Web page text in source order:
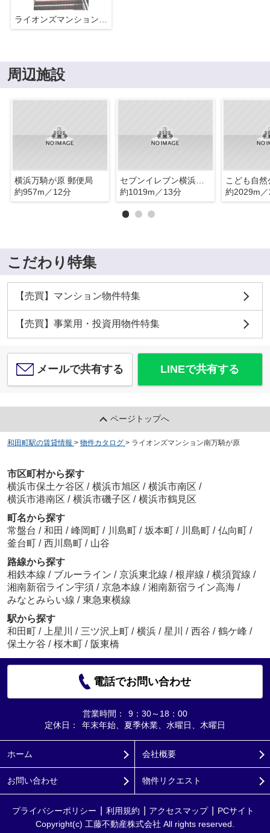
周辺施設
横浜万騎が原 郵便局
約957m／12分
セブンイレブン横浜二俣川２丁目店
約1019m／13分
こども自然
約2029m
こだわり特集
【売買】マンション物件特集
【売買】事業用・投資用物件特集
メールで共有する LINEで共有する
ページトップへ
和田町駅の賃貸情報 > 物件カタログ > ライオンズマンション南万騎が原
市区町村から探す
横浜市保土ケ谷区 / 横浜市旭区 / 横浜市南区 /
横浜市港南区 / 横浜市磯子区 / 横浜市鶴見区
町名から探す
常盤台 / 和田 / 峰岡町 / 川島町 / 坂本町 / 川島町 / 仏向町 /
釜台町 / 西川島町 / 山谷
路線から探す
相鉄本線 / ブルーライン / 京浜東北線 / 根岸線 / 横須賀線 /
湘南新宿ライン宇須 / 京急本線 / 湘南新宿ライン高海 /
みなとみらい線 / 東急東横線
駅から探す
和田町 / 上星川 / 三ツ沢上町 / 横浜 / 星川 / 西谷 / 鶴ケ峰 /
保土ケ谷 / 桜木町 / 阪東橋
電話でお問い合わせ
営業時間：
9：30～18：00
定休日：
年末年始、夏季休業、水曜日、木曜日
ホーム 会社概要
お問い合わせ 物件リクエスト
プライバシーポリシー 利用規約 アクセスマップ
PCサイト
Copyright(c) 工藤不動産株式会社 All rights reserved.